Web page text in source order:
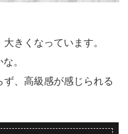
きくなっています。
。
、高級感が感じられる